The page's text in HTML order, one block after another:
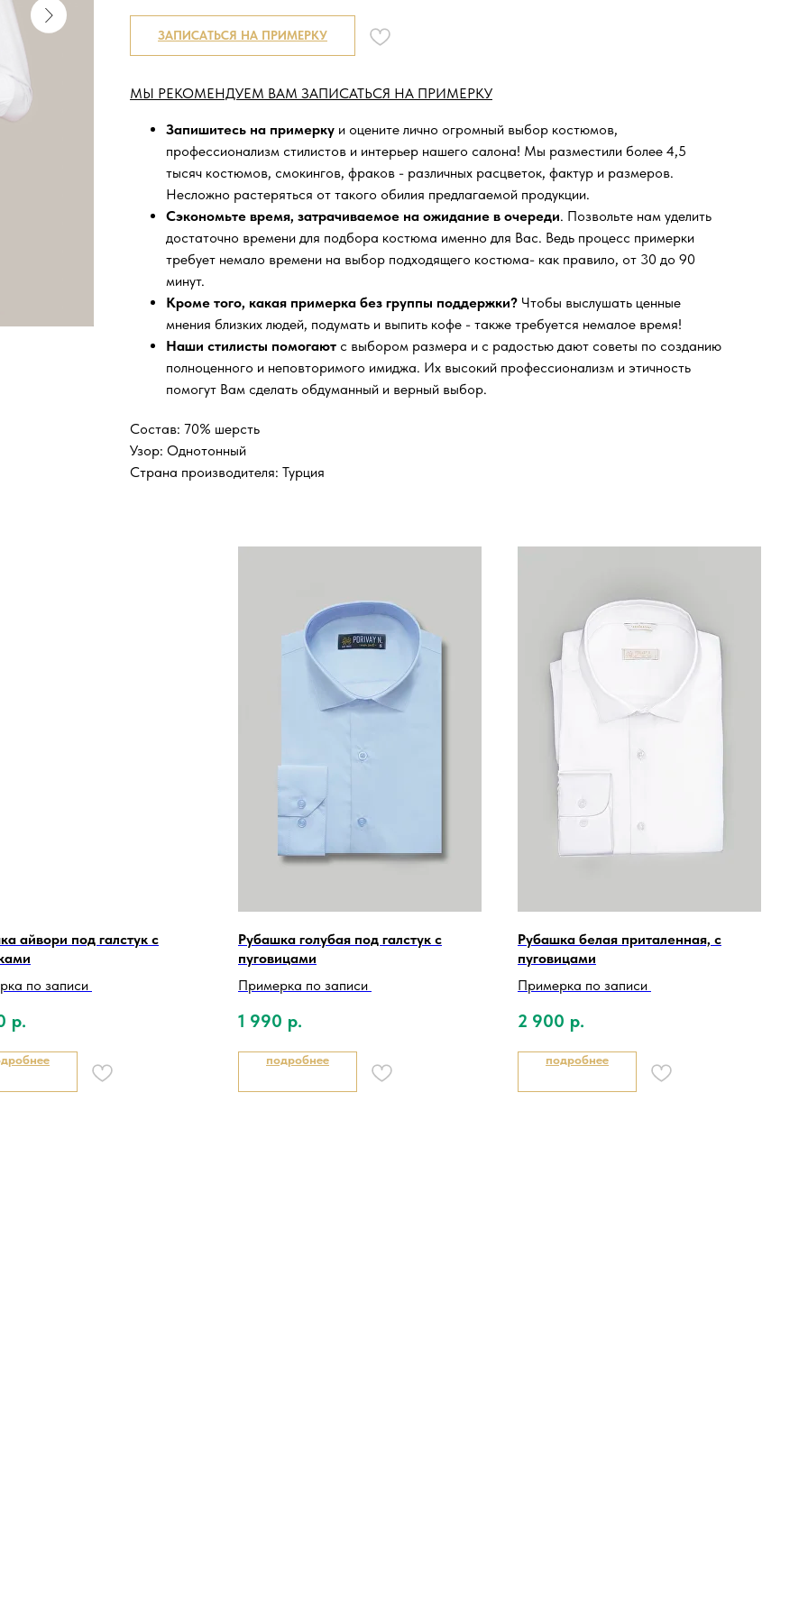
ЗАПИСАТЬСЯ НА ПРИМЕРКУ
МЫ РЕКОМЕНДУЕМ ВАМ ЗАПИСАТЬСЯ НА ПРИМЕРКУ
Запишитесь на примерку и оцените лично огромный выбор костюмов,
профессионализм стилистов и интерьер нашего салона! Мы разместили более 4,5
тысяч костюмов, смокингов, фраков - различных расцветок, фактур и размеров.
Несложно растеряться от такого обилия предлагаемой продукции.
Сэкономьте время, затрачиваемое на ожидание в очереди. Позвольте нам уделить
достаточно времени для подбора костюма именно для Вас. Ведь процесс примерки
требует немало времени на выбор подходящего костюма- как правило, от 30 до 90
минут.
Кроме того, какая примерка без группы поддержки? Чтобы выслушать ценные
мнения близких людей, подумать и выпить кофе - также требуется немалое время!
Наши стилисты помогают с выбором размера и с радостью дают советы по созданию
полноценного и неповторимого имиджа. Их высокий профессионализм и этичность
помогут Вам сделать обдуманный и верный выбор.
Состав: 70% шерсть
Узор: Однотонный
Страна производителя: Турция
айвори под галстук с
по записи
р.
Рубашка голубая под галстук с
пуговицами
Примерка по записи
1 990 р.
подробнее
Рубашка белая приталенная, с
пуговицами
Примерка по записи
2 900 р.
подробнее